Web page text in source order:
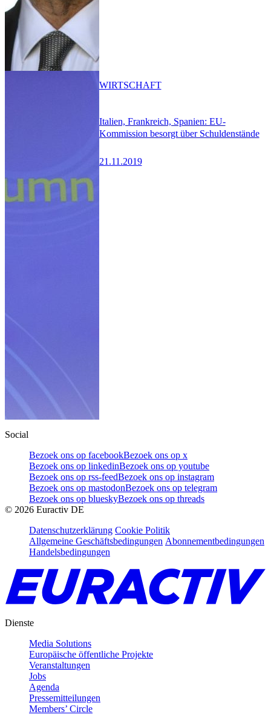
Italien, Frankreich, Spanien: EU-
Kommission besorgt über Schuldenstände
21.11.2019
WIRTSCHAFT
Social
Bezoek ons op facebookBezoek ons op x
Bezoek ons op linkedinBezoek ons op youtube
Bezoek ons op rss-feedBezoek ons op instagram
Bezoek ons op mastodonBezoek ons op telegram
Bezoek ons op blueskyBezoek ons op threads
© 2026 Euractiv DE
Datenschutzerklärung Cookie Politik
Allgemeine Geschäftsbedingungen Abonnementbedingungen
Handelsbedingungen
Dienste
Media Solutions
Europäische öffentliche Projekte
Veranstaltungen
Jobs
Agenda
Pressemitteilungen
Members’ Circle